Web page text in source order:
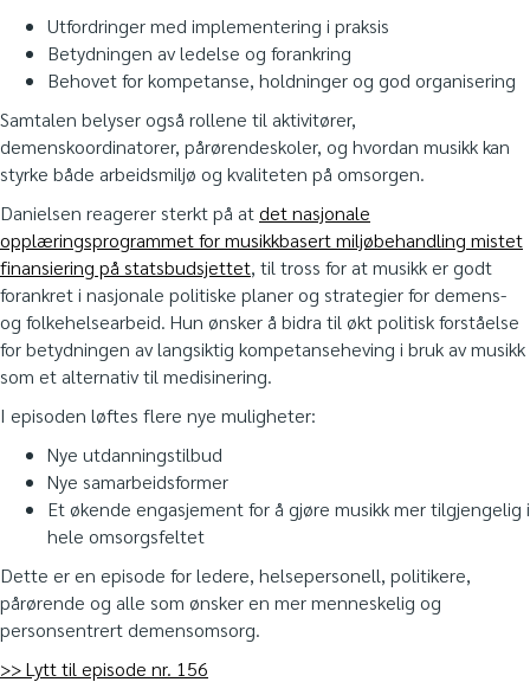
Utfordringer med implementering i praksis
Betydningen av ledelse og forankring
Behovet for kompetanse, holdninger og god organisering
Samtalen belyser også rollene til aktivitører,
demenskoordinatorer, pårørendeskoler, og hvordan musikk kan
styrke både arbeidsmiljø og kvaliteten på omsorgen.
Danielsen reagerer sterkt på at det nasjonale
opplæringsprogrammet for musikkbasert miljøbehandling mistet
finansiering på statsbudsjettet, til tross for at musikk er godt
forankret i nasjonale politiske planer og strategier for demens-
og folkehelsearbeid. Hun ønsker å bidra til økt politisk forståelse
for betydningen av langsiktig kompetanseheving i bruk av musikk
som et alternativ til medisinering.
I episoden løftes flere nye muligheter:
Nye utdanningstilbud
Nye samarbeidsformer
Et økende engasjement for å gjøre musikk mer tilgjengelig i
hele omsorgsfeltet
Dette er en episode for ledere, helsepersonell, politikere,
pårørende og alle som ønsker en mer menneskelig og
personsentrert demensomsorg.
>> Lytt til episode nr. 156